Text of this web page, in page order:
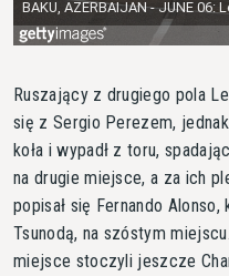
Ruszający z drugiego pola
się z Sergio Perezem,
koła i wypadł z toru,
na drugie miejsce, a za ich
popisał się Fernando
Tsunodą, na szóstym
miejsce stoczyli jeszcze